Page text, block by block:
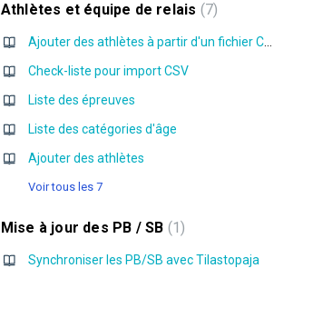
Athlètes et équipe de relais 7
Ajouter des athlètes à partir d'un fichier CSV
Check-liste pour import CSV
Liste des épreuves
Liste des catégories d'âge
Ajouter des athlètes
Voir tous les 7
Mise à jour des PB / SB 1
Synchroniser les PB/SB avec Tilastopaja